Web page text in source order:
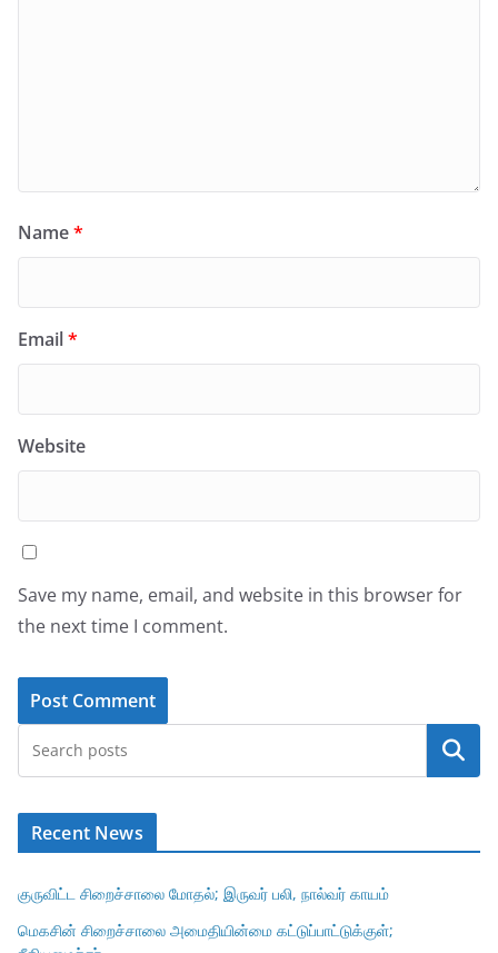
Name*
Email*
Website
Save my name, email, and website in this browser for
the next time I comment.
Search
Recent News
குருவிட்ட சிறைச்சாலை மோதல்; இருவர் பலி, நால்வர் காயம்
மெகசின் சிறைச்சாலை அமைதியின்மை கட்டுப்பாட்டுக்குள்;